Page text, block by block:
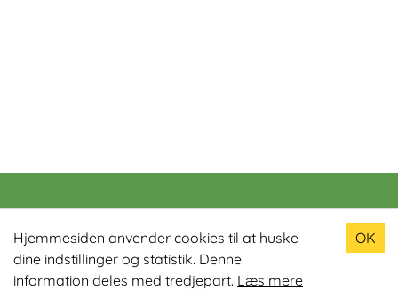
Hjemmesiden anvender cookies til at huske
dine indstillinger og statistik. Denne
information deles med tredjepart. Læs mere
OK
Populære produkter
Odin R900 Romaskine